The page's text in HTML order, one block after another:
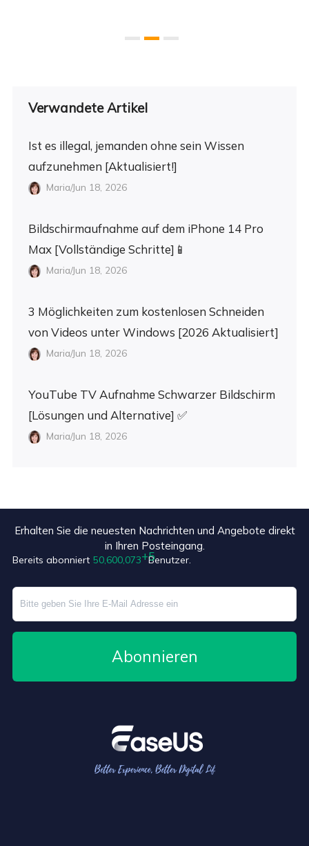
Verwandete Artikel
Ist es illegal, jemanden ohne sein Wissen
aufzunehmen [Aktualisiert!]
Maria/Jun 18, 2026
Bildschirmaufnahme auf dem iPhone 14 Pro
Max [Vollständige Schritte]📱
Maria/Jun 18, 2026
3 Möglichkeiten zum kostenlosen Schneiden
von Videos unter Windows [2026 Aktualisiert]
Maria/Jun 18, 2026
YouTube TV Aufnahme Schwarzer Bildschirm
[Lösungen und Alternative] ✅
Maria/Jun 18, 2026
Erhalten Sie die neuesten Nachrichten und Angebote direkt
in Ihren Posteingang.
Bereits abonniert 50,600,078 Benutzer.
Abonnieren